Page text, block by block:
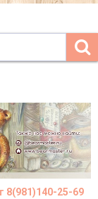
8(981)140-25-69